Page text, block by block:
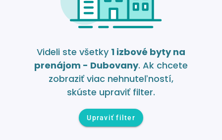
Videli ste všetky 1 izbové byty na
prenájom - Dubovany. Ak chcete
zobraziť viac nehnuteľností,
skúste upraviť filter.
Upraviť filter